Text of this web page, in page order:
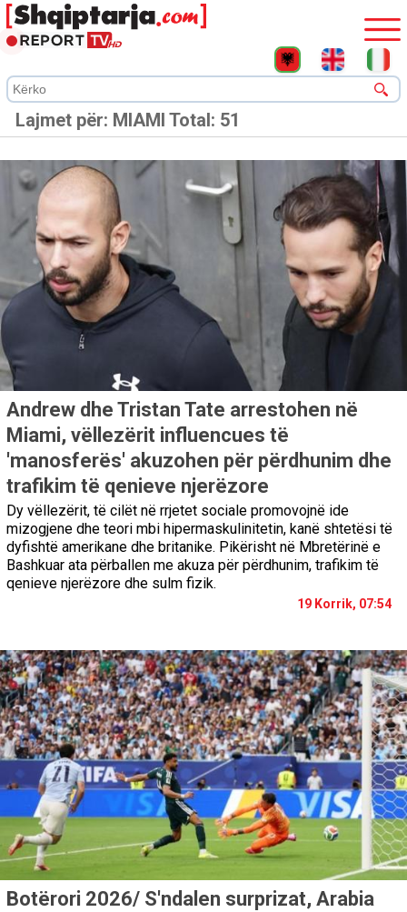
Lajmet për: MIAMI Total: 51
Andrew dhe Tristan Tate arrestohen në
Miami, vëllezërit influencues të
'manosferës' akuzohen për përdhunim dhe
trafikim të qenieve njerëzore
Dy vëllezërit, të cilët në rrjetet sociale promovojnë ide
mizogjene dhe teori mbi hipermaskulinitetin, kanë shtetësi të
dyfishtë amerikane dhe britanike. Pikërisht në Mbretërinë e
Bashkuar ata përballen me akuza për përdhunim, trafikim të
qenieve njerëzore dhe sulm fizik.
19 Korrik, 07:54
Botërori 2026/ S'ndalen surprizat, Arabia